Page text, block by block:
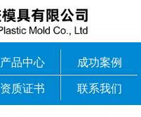
产品中心
成功案例
资质证书 联系我们